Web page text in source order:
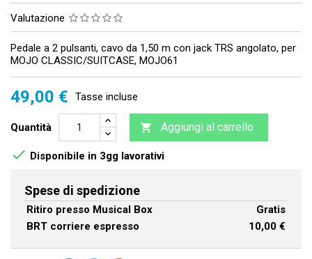
Valutazione
Pedale a 2 pulsanti, cavo da 1,50 m con jack TRS angolato, per
MOJO CLASSIC/SUITCASE, MOJO61
49,00 € Tasse incluse
Quantità  Aggiungi al carrello
 Disponibile in 3gg lavorativi
Spese di spedizione
Ritiro presso Musical Box
Gratis
BRT corriere espresso
10,00 €